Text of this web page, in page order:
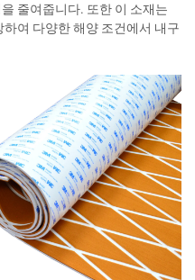
줄여줍니다. 또한 이 소재는
여 다양한 해양 조건에서 내구